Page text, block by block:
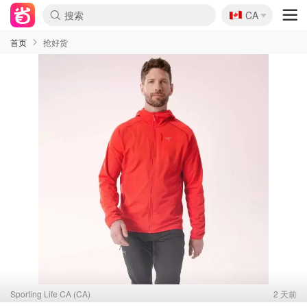
🇨🇦
CA
首页 抢好货
Sporting Life CA (CA) 2 天前